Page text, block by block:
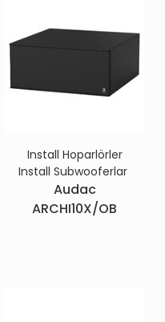
Install Hoparlörler
Install Subwooferlar
Audac
ARCHI10X/OB